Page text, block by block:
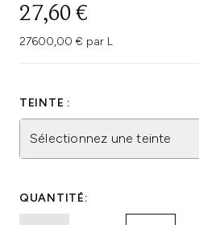
27,60 €
27600,00 € par L
TEINTE :
Sélectionnez une teinte
QUANTITÉ: